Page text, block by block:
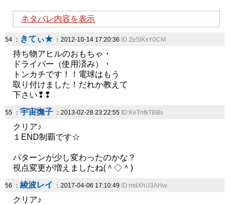
ネタバレ内容を表示
54 ： きてぃ★ ：2012-10-14 17:20:36 ID:Ze5lKxY0CM
持ち物アヒルのおもちゃ・
ドライバー（使用済み）・
トンカチです！！電球はもう
取り付けました！だれか教えて
下さい❢❢
55 ： 宇宙撫子 ：2013-02-28 23:22:55 ID:KeTntkTBBs
クリア♪
１END制覇です☆
パターンが少し変わったのかな？
視点変更が増えましたね(＾◇＾)
56 ： 綾波レイ ：2017-04-06 17:10:49 ID:mdXhU3AHw.
クリア♪